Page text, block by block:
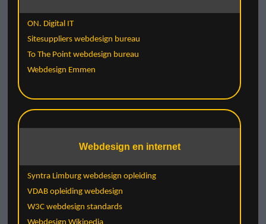
ON. Digital IT
Sitesuppliers webdesign bureau
To The Point webdesign bureau
Webdesign Emmen
Webdesign en internet
Syntra Limburg webdesign opleiding
VDAB opleiding webdesign
W3C webdesign standards